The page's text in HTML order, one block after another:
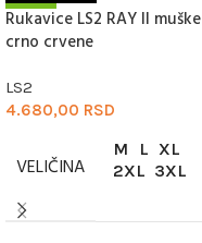
NOVO
Rukavice LS2 RAY II muške
crno crvene
LS2
4.680,00 RSD
VELIČINA
M L XL
2XL 3XL